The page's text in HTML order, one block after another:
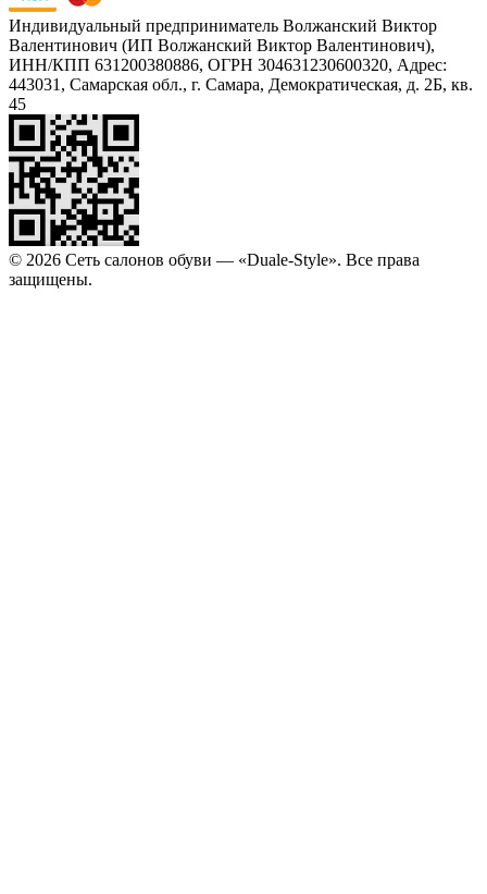
Индивидуальный предприниматель Волжанский Виктор
Валентинович (ИП Волжанский Виктор Валентинович),
ИНН/КПП 631200380886, ОГРН 304631230600320, Адрес:
443031, Самарская обл., г. Самара, Демократическая, д. 2Б, кв.
45
© 2026 Сеть салонов обуви — «Duale-Style». Все права
защищены.